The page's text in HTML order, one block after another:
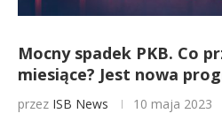
Mocny spadek PKB. Co
miesiące? Jest nowa
przez ISB News 10 maja 2023